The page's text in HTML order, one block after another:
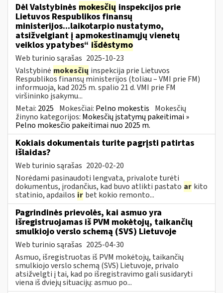
Dėl Valstybinės mokesčių inspekcijos prie
Lietuvos Respublikos finansų
ministerijos...laikotarpio nustatymo,
atsižvelgiant į apmokestinamųjų vienetų
veiklos ypatybes“ išdėstymo
Web turinio sąrašas 2025-10-23
Valstybinė mokesčių inspekcija prie Lietuvos
Respublikos finansų ministerijos (toliau – VMI prie FM)
informuoja, kad 2025 m. spalio 21 d. VMI prie FM
viršininko įsakymu...
Metai: 2025 Mokesčiai: Pelno mokestis Mokesčių
žinyno kategorijos: Mokesčių įstatymų pakeitimai »
Pelno mokesčio pakeitimai nuo 2025 m.
Kokiais dokumentais turite pagrįsti patirtas
išlaidas?
Web turinio sąrašas 2020-02-20
Norėdami pasinaudoti lengvata, privalote turėti
dokumentus, įrodančius, kad buvo atlikti pastato ar kito
statinio, apdailos ir bet kokio remonto...
Pagrindinės prievolės, kai asmuo yra
išregistruojamas iš PVM mokėtojų, taikančių
smulkiojo verslo schemą (SVS) Lietuvoje
Web turinio sąrašas 2025-04-30
Asmuo, išregistruotas iš PVM mokėtojų, taikančių
smulkiojo verslo schemą (SVS) Lietuvoje, privalo
atsižvelgti į tai, kad po išregistravimo gali susidaryti
viena iš dviejų situacijų: asmuo po...